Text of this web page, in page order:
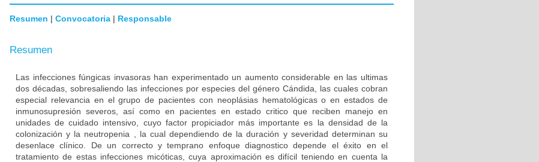
Resumen | Convocatoria | Responsable
Resumen
Las infecciones fúngicas invasoras han experimentado un aumento considerable en las ultimas
dos décadas, sobresaliendo las infecciones por especies del género Cándida, las cuales cobran
especial relevancia en el grupo de pacientes con neoplásias hematológicas o en estados de
inmunosupresión severos, así como en pacientes en estado critico que reciben manejo en
unidades de cuidado intensivo, cuyo factor propiciador más importante es la densidad de la
colonización y la neutropenia , la cual dependiendo de la duración y severidad determinan su
desenlace clínico. De un correcto y temprano enfoque diagnostico depende el éxito en el
tratamiento de estas infecciones micóticas, cuya aproximación es difícil teniendo en cuenta la